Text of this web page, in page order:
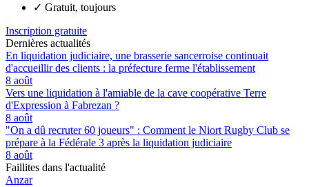
✓ Gratuit, toujours
Inscription gratuite
Dernières actualités
En liquidation judiciaire, une brasserie sancerroise continuait
d'accueillir des clients : la préfecture ferme l'établissement
8 août
Vers une liquidation à l'amiable de la cave coopérative Terre
d'Expression à Fabrezan ?
8 août
"On a dû recruter 60 joueurs" : Comment le Niort Rugby Club se
prépare à la Fédérale 3 après la liquidation judiciaire
8 août
Faillites dans l'actualité
Anzar